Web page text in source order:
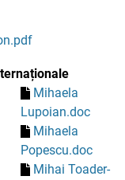
Mihaela
Lupoian.doc
Mihaela
Popescu.doc
Mihai Toader-